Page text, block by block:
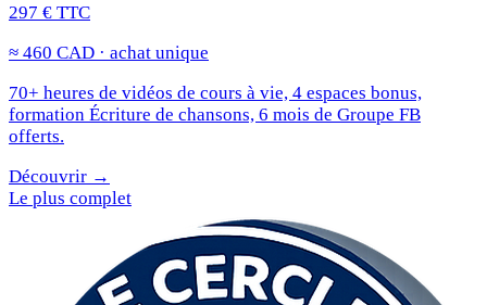
297 € TTC
≈ 460 CAD · achat unique
70+ heures de vidéos de cours à vie, 4 espaces bonus,
formation Écriture de chansons, 6 mois de Groupe FB
offerts.
Découvrir →
Le plus complet